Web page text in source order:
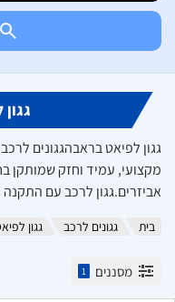
גגון לפיאט בראבהגגונים
מקצועי, עמיד וחזק שמותקן
אביזרים.גגון לרכב עם
בית גגונים לרכב גגון
מסננים 1